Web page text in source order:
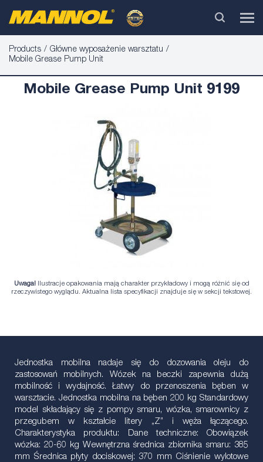
Products
Główne wyposażenie warsztatu
Mobile Grease Pump Unit
Mobile Grease Pump Unit 9199
Uwaga! Ilustracje opakowania mają charakter przykładowy i mogą różnić się od
rzeczywistego wyglądu. Aktualna lista specyfikacji znajduje się w sekcji tekstowej.
Jednostka mobilna nadaje się do dozowania oleju do
zastosowań mobilnych. Wózek na beczki zapewnia dużą
mobilność i wydajność. Łatwy do przenoszenia bęben w
warsztacie. Jednostka mobilna na bęben 200 kg Standardowy
model składający się z pompy smaru, wózka, smarownicy z
przegubem w kształcie litery „Z” i węża łączącego.
Charakterystyka produktu: Dane techniczne: Obowiązek
wózka: 20-60 kg Wewnętrzna średnica zbiornika smaru: 385
mm Średnica płyty dociskowej: 370 mm Ciśnienie wylotowe